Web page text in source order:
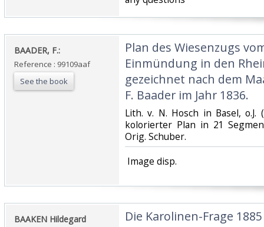
‎BAADER, F.:‎
Reference : 99109aaf
See the book
‎Plan des Wiesenzugs
Einmündung in den
gezeichnet nach dem
F. Baader im Jahr 1836.‎
‎Lith. v. N. Hosch in Basel,
kolorierter Plan in 21
Orig. Schuber.‎
‎ Image disp.‎
‎BAAKEN Hildegard‎ ‎Die Karolinen-Frage 1885‎